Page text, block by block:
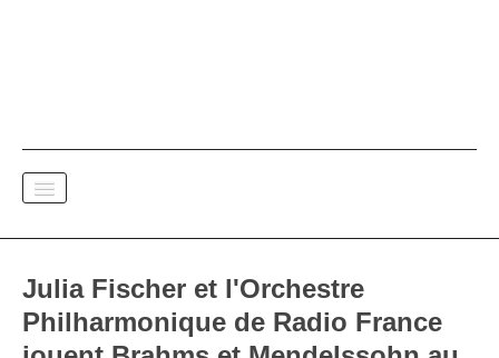
PAPIER A MUSIQUE
Julia Fischer et l'Orchestre
Philharmonique de Radio France